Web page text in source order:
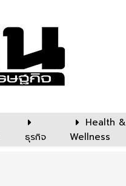
ธุรกิจ
Health &
Wellness